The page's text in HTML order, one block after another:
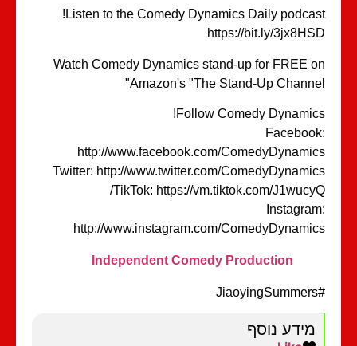
Listen to the Comedy Dynamics Daily
https://bit.ly/
Watch Comedy Dynamics stand-up for FREE
Amazon's "The Stand-Up
Follow Comedy
http://www.facebook.com/
Twitter: http://www.twitter.com/
TikTok: https://vm.tiktok.com/
http://www.instagram.com/
Independent Comedy Production
מידע נוסף